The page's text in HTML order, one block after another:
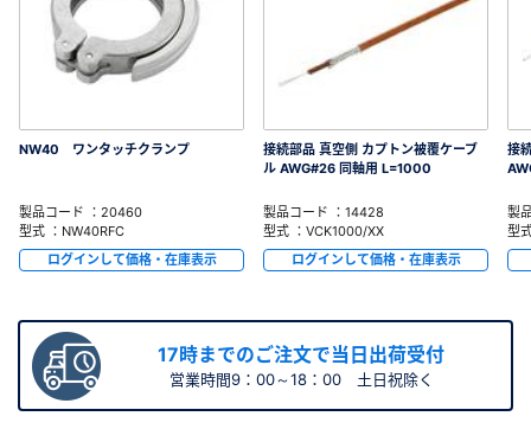
NW40 ワンタッチクランプ
製品コード ：20460
型式 ：NW40RFC
ログインして価格・在庫表示
接続部品 真空側 カプトン被覆ケーブ
ル AWG#26 同軸用 L=1000
製品コード ：14428
型式 ：VCK1000/XX
ログインして価格・在庫表示
接
製
型
17時までのご注文で当日出荷受付
営業時間9：00～18：00 土日祝除く